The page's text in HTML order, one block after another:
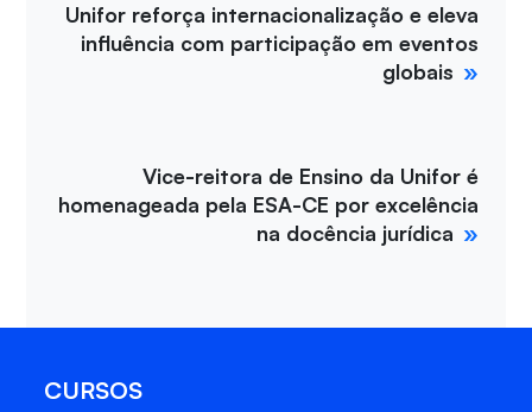
Unifor reforça internacionalização e eleva
influência com participação em eventos
globais
Vice-reitora de Ensino da Unifor é
homenageada pela ESA-CE por excelência
na docência jurídica
CURSOS